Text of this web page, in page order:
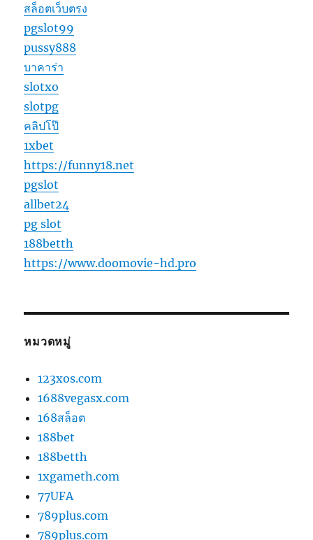
สล็อตเว็บตรง
pgslot99
pussy888
บาคาร่า
slotxo
slotpg
คลิปโป๊
1xbet
https://funny18.net
pgslot
allbet24
pg slot
188betth
https://www.doomovie-hd.pro
หมวดหมู่
123xos.com
1688vegasx.com
168สล็อต
188bet
188betth
1xgameth.com
77UFA
789plus.com
789plus.com